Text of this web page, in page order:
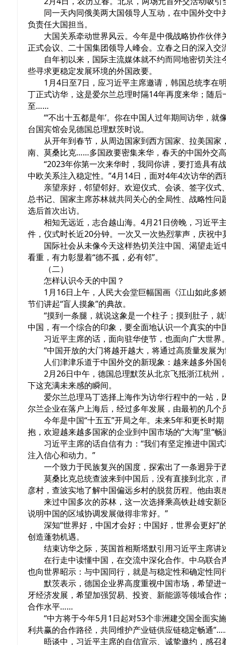
同一天内同俄美两大国领导人互动，在中国外交
负责任大国担当。
大国关系牵动世界风云。今年是中俄战略协作伙
正式会议、二十国集团领导人峰会。立春之日的深入
自年初以来，国际主流媒体就不约而同地密切关
些寻求更稳定发展环境的外国政要。
1月4日至7日，应习近平主席邀请，韩国总统李在
丁正式访华，这是爱尔兰总理时隔14年再度来华；随
至……
“‘不出十五都是年’。你在中国人过年期间访华，
台国宾馆会见德国总理默茨时说。
从开年到春节，从周边国家到西方国家、拉美国
南、莫桑比克……多国政要密集来华，春天的中国外交
“2023年你第一次来华时，我同你讲，要打造具有
中欧关系注入稳定性。”4月14日，面对4年4次访华的
亲望亲好，邻望邻好。欢迎仪式、会谈、签字仪
总书记、国家主席苏林就共同关心的全局性、战略性
选后首次出访。
相知无远近，志合越山海。4月21日傍晚，习近
件，仪式时长近20分钟。一次又一次热烈掌声，庆祝
国际社会从未像今天这样热切关注中国、渴望走
看重，有力彰显着“德不孤，必有邻”。
（二）
怎样认识今天的中国？
1月16日上午，人民大会堂巨幅国画《江山如此多
节们讲起“盲人摸象”的典故。
“摸到一条腿，就说这象是一个柱子；摸到肚子，
中国，有一个综合的印象，要全面地认识一个真实的中
习近平主席的话，面向驻华使节，也面向广大世界
“中国开放的大门将越开越大，将通过高质量发展
人们津津乐道于中国外交的新现象：越来越多外
2月26日中午，德国总理默茨从北京飞抵浙江杭州
下这充满未来感的瞬间。
爱尔兰总理马丁选择上海作为访华行程中的一站
尔兰企业在落户上海后，经过多年发展，由最初的几
今年是中国“十五五”开局之年。未来5年和更长时
抱，欢迎越来越多国家的企业到中国市场的“大海”里“畅
习近平主席的话自信有力：“我们有坚定推进中国
注入信心和动力。”
一个致力于民族复兴的国度，探索出了一条迥异
莫桑比克总统查波来到中国后，没有直接到北京
彦村，查波实地了解中国偏远乡村的脱贫历程。他由
来过中国多次的苏林，这一次选择乘高铁赴雄安
说明中国的区域协调发展做得非常好。”
深知“世界好，中国才会好；中国好，世界会更好
创造蓬勃机遇。
结束访华之际，英国首相斯塔默引用习近平主席
在行走中读懂中国，在交流中深化合作。中乌联
也向世界昭示：与中国同行，就是与稳定性和确定性同
默茨表示，德国企业界高度重视中国市场，希望
牙经济发展，希望加强贸易、投资、新能源等领域合
合作水平……
“中方将于今年5月1日起对53个非洲建交国全面实
利共赢的合作路径，共同维护产业链供应链稳定畅通
晤谈中，习近平主席的自信宣示、诚挚邀约，感